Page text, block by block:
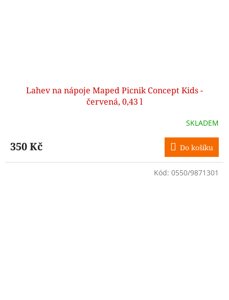
Lahev na nápoje Maped Picnik Concept Kids -
červená, 0,43 l
SKLADEM
350 Kč Do košíku
Kód: 0550/9871301